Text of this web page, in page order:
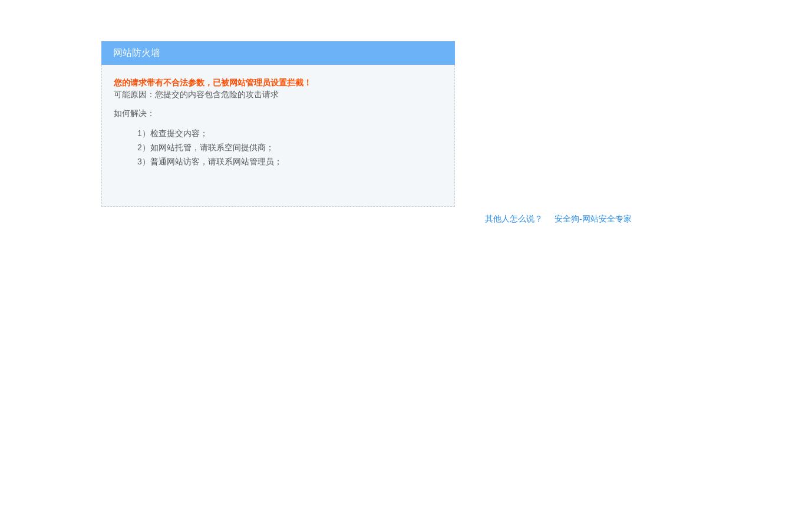
网站防火墙
您的请求带有不合法参数，已被网站管理员设置拦截！
可能原因：您提交的内容包含危险的攻击请求
如何解决：
1）检查提交内容；
2）如网站托管，请联系空间提供商；
3）普通网站访客，请联系网站管理员；
其他人怎么说？ 安全狗-网站安全专家